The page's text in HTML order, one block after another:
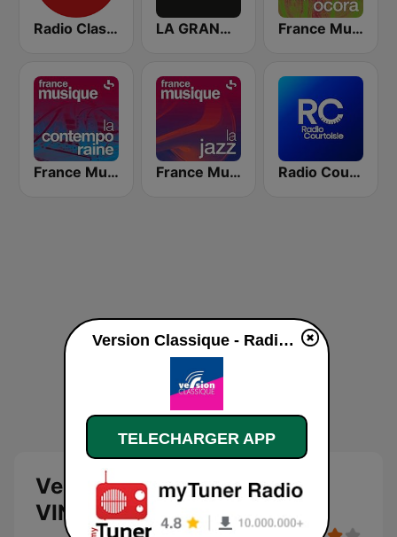
Radio Classique LA GRANDE MUSIQUE Baroque France Musique Musiques du monde Ocora
France Musique La Contemporaine France Musique La Jazz Radio Courtoisie
Version Classique - Radio
VINCI Autoroutes
Version Classique - Radio VINCI Autoroutes en ligne
TELECHARGER APP